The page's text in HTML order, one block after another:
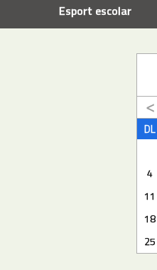
Esport escolar
DL
4
11
18
25